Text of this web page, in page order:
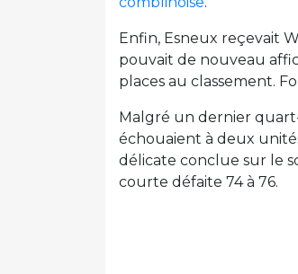
Enfin, Esneux reçevait
pouvait de nouveau
places au classement.
Malgré un dernier
échouaient à deux
délicate conclue sur le
courte défaite 74 à 76.